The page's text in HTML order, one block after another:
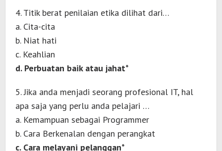
4. Titik berat penilaian etika dilihat dari…
a. Cita-cita
b. Niat hati
c. Keahlian
d. Perbuatan baik atau jahat*
5. Jika anda menjadi seorang profesional IT, hal
apa saja yang perlu anda pelajari …
a. Kemampuan sebagai Programmer
b. Cara Berkenalan dengan perangkat
c. Cara melayani pelanggan*